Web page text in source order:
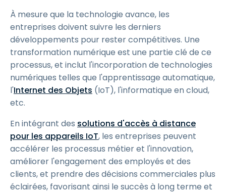
À mesure que la technologie avance, les
entreprises doivent suivre les derniers
développements pour rester compétitives. Une
transformation numérique est une partie clé de ce
processus, et inclut l'incorporation de technologies
numériques telles que l'apprentissage automatique,
l'Internet des Objets (IoT), l'informatique en cloud,
etc.
En intégrant des solutions d'accès à distance
pour les appareils IoT, les entreprises peuvent
accélérer les processus métier et l'innovation,
améliorer l'engagement des employés et des
clients, et prendre des décisions commerciales plus
éclairées, favorisant ainsi le succès à long terme et